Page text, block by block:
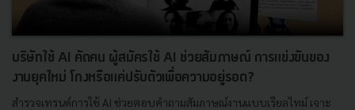
บริษัทใช้ AI คัดคน ผู้สมัครใช้ AI ช่วยสัมภาษณ์ การแข่งขันของ
งานยุคใหม่ โกงหรือแค่ปรับตัวเพื่อความอยู่รอด?
สำรวจเทรนด์การใช้ AI ช่วยตอบคำถามสัมภาษณ์งานแบบเรียลไทม์ เจาะ